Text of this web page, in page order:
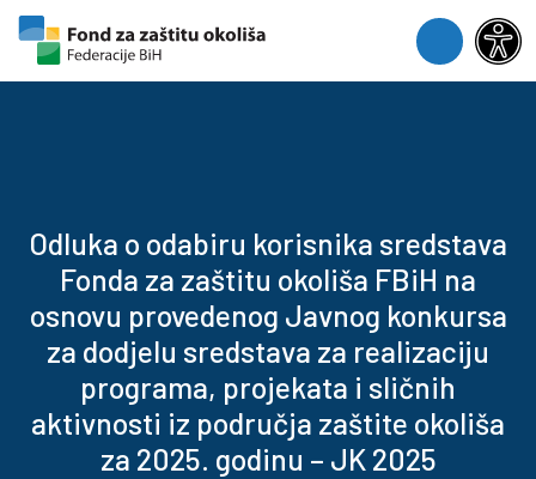
Skip to content
Skip to footer
Menu
Odluka o odabiru korisnika sredstava
Fonda za zaštitu okoliša FBiH na
osnovu provedenog Javnog konkursa
za dodjelu sredstava za realizaciju
programa, projekata i sličnih
aktivnosti iz područja zaštite okoliša
za 2025. godinu – JK 2025